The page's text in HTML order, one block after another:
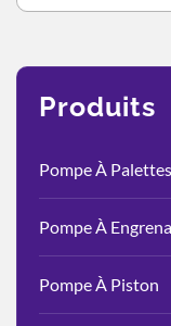
Produits
Pompe À Palettes
Pompe À
Pompe À Piston